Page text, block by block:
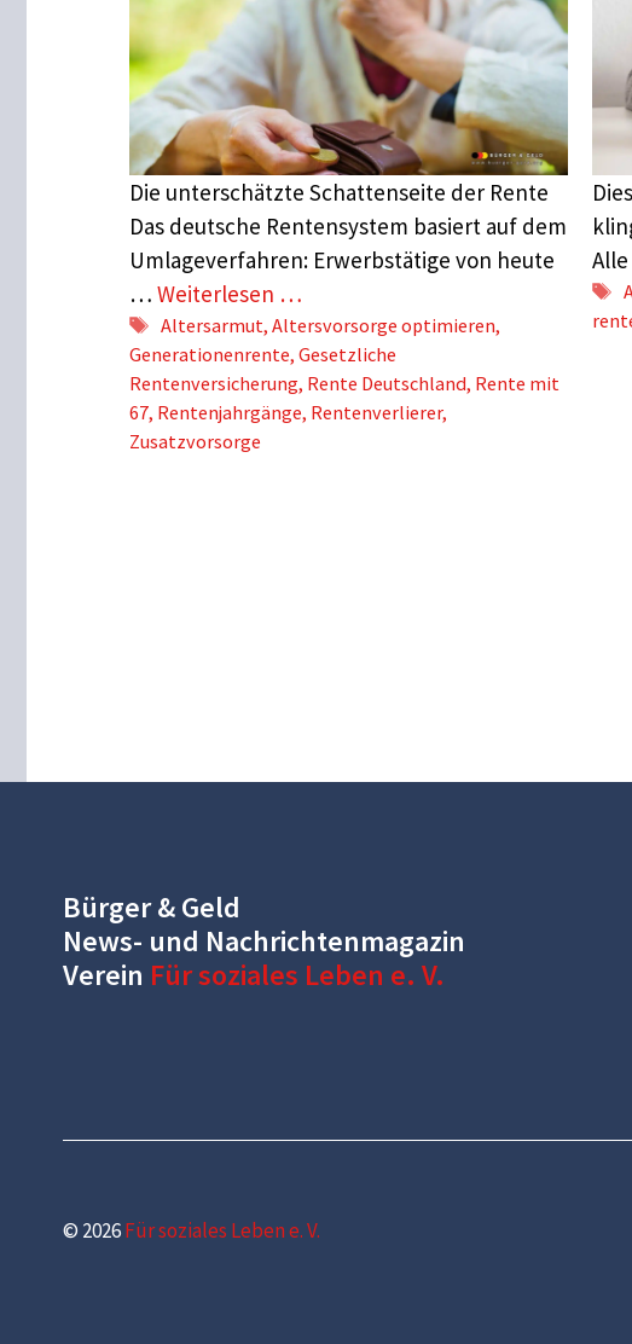
Die unterschätzte Schattenseite der Rente
Das deutsche Rentensystem basiert auf dem
Umlageverfahren: Erwerbstätige von heute
… Weiterlesen …
Schlagwörter
Altersarmut, Altersvorsorge optimieren,
Generationenrente, Gesetzliche
Rentenversicherung, Rente Deutschland, Rente mit
67, Rentenjahrgänge, Rentenverlierer,
Zusatzvorsorge
Bürger & Geld
News- und Nachrichtenmagazin
Verein Für soziales Leben e. V.
© 2026Für soziales Leben e. V.